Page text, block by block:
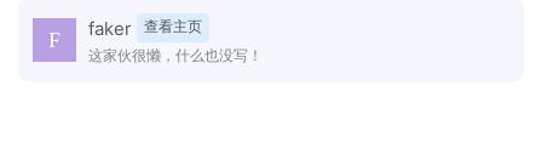
faker
查看主页
这家伙很懒，什么也没写！